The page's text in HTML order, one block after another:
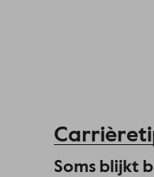
Soms blijkt